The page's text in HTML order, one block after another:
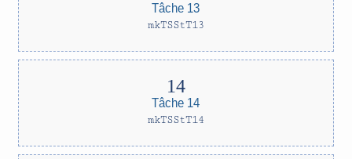
Tâche 13
mkTSStT13
Tâche 14
mkTSStT14